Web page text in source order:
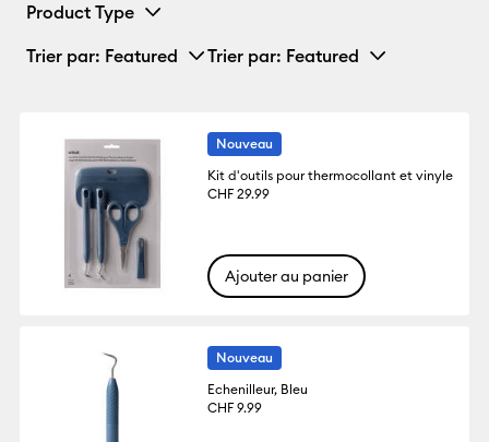
Product Type
Trier par: Featured Trier par: Featured
Nouveau
Kit d'outils pour thermocollant et vinyle
CHF 29.99
Ajouter au panier
Nouveau
Echenilleur, Bleu
CHF 9.99